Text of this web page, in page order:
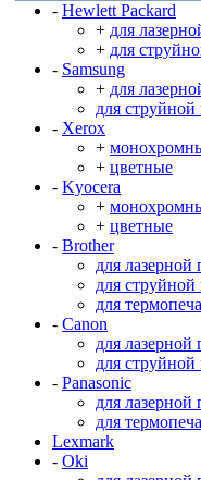
- Hewlett Packard
+ для
+ для
- Samsung
+ для
для струйной
- Xerox
+
+ цветные
- Kyocera
+
+ цветные
- Brother
для лазерной
для струйной
для
- Canon
для лазерной
для струйной
- Panasonic
для лазерной
для
Lexmark
- Oki